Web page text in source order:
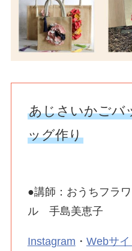
あじさいかごバ
ッグ作り
●講師：おうちフラ
ル 手島美恵子
Instagram ・ Webサイ